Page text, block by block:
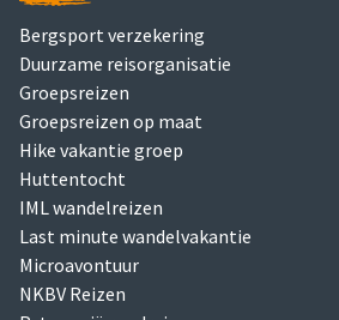
Bergsport verzekering
Duurzame reisorganisatie
Groepsreizen
Groepsreizen op maat
Hike vakantie groep
Huttentocht
IML wandelreizen
Last minute wandelvakantie
Microavontuur
NKBV Reizen